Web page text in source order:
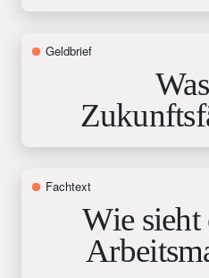
Geldbrief
Fachtext
Wie sieht